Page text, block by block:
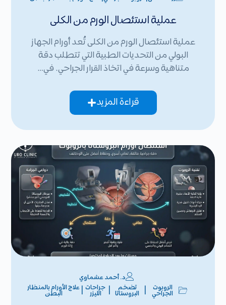
عملية استئصال الورم من الكلى
عملية استئصال الورم من الكلى تُعد أورام الجهاز
البولي من التحديات الطبية التي تتطلب دقة
متناهية وسرعة في اتخاذ القرار الجراحي. في…
قراءة المزيد
د. أحمد عشماوي
الروبوت
الجراحي
تضخم
البروستاتا
جراحات
الليزر
علاج الأورام بالمنظار
البطن